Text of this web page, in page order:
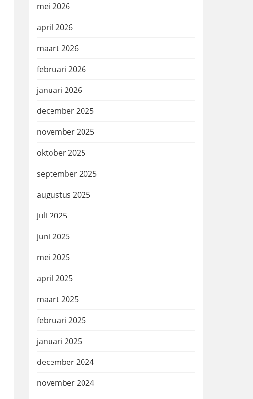
mei 2026
april 2026
maart 2026
februari 2026
januari 2026
december 2025
november 2025
oktober 2025
september 2025
augustus 2025
juli 2025
juni 2025
mei 2025
april 2025
maart 2025
februari 2025
januari 2025
december 2024
november 2024